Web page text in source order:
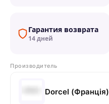
Гарантия возврата
14 дней
Производитель
Dorcel (Франція)